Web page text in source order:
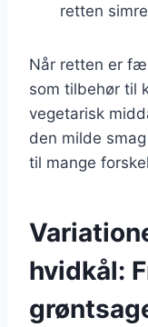
retten
Når retten er
som tilbehør til
vegetarisk
den milde
til mange
hvidkål: